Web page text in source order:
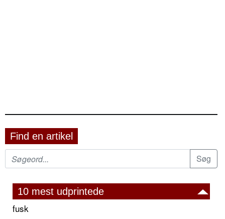
Find en artikel
10 mest udprintede
fusk